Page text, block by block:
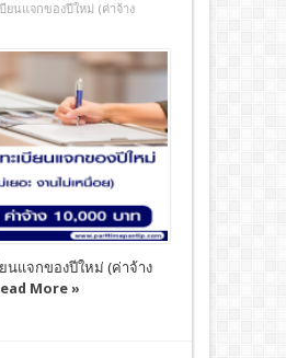
ยนแจกของปีใหม่ (ค่าจ้าง
นแจกของปีใหม่ (ค่าจ้าง
More »